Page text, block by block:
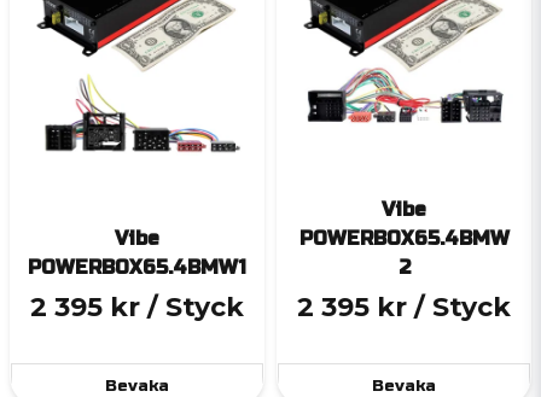
Vibe
POWERBOX65.4BMW1
2 395 kr / Styck
Bevaka
Vibe
POWERBOX65.4BMW
2
2 395 kr / Styck
Bevaka